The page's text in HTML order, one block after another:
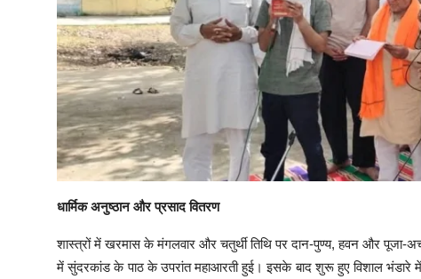
​धार्मिक अनुष्ठान और प्रसाद वितरण
​शास्त्रों में खरमास के मंगलवार और चतुर्थी तिथि पर दान-पुण्य, हवन और पूजा-
में सुंदरकांड के पाठ के उपरांत महाआरती हुई। इसके बाद शुरू हुए विशाल भंडारे में